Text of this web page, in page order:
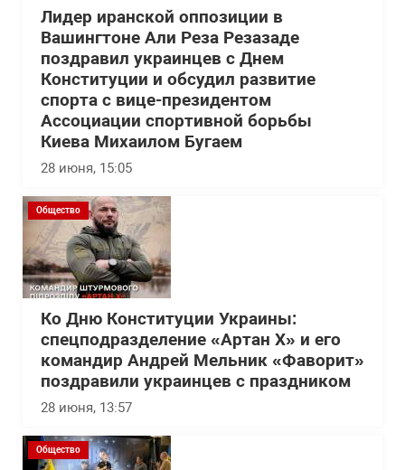
Лидер иранской оппозиции в
Вашингтоне Али Реза Резазаде
поздравил украинцев с Днем
Конституции и обсудил развитие
спорта с вице-президентом
Ассоциации спортивной борьбы
Киева Михаилом Бугаем
28 июня, 15:05
Общество
Ко Дню Конституции Украины:
спецподразделение «Артан Х» и его
командир Андрей Мельник «Фаворит»
поздравили украинцев с праздником
28 июня, 13:57
Общество